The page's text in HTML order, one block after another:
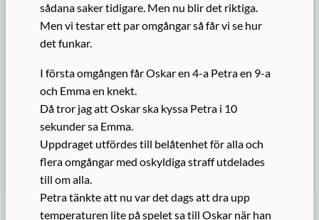
sådana saker tidigare. Men nu blir det riktiga.
Men vi testar ett par omgångar så får vi se hur
det funkar.
I första omgången får Oskar en 4-a Petra en 9-a
och Emma en knekt.
Då tror jag att Oskar ska kyssa Petra i 10
sekunder sa Emma.
Uppdraget utfördes till belåtenhet för alla och
flera omgångar med oskyldiga straff utdelades
till om alla.
Petra tänkte att nu var det dags att dra upp
temperaturen lite på spelet sa till Oskar när han